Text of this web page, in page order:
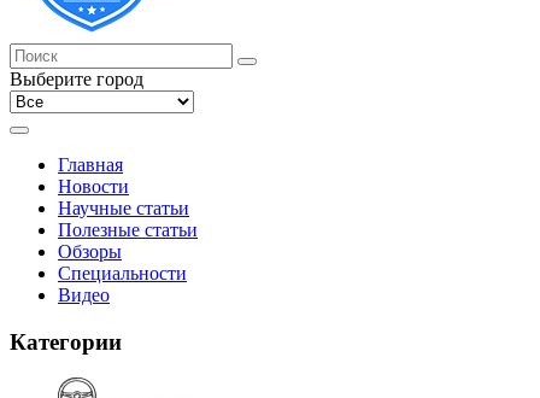
Выберите город
Главная
Новости
Научные статьи
Полезные статьи
Обзоры
Специальности
Видео
Категории